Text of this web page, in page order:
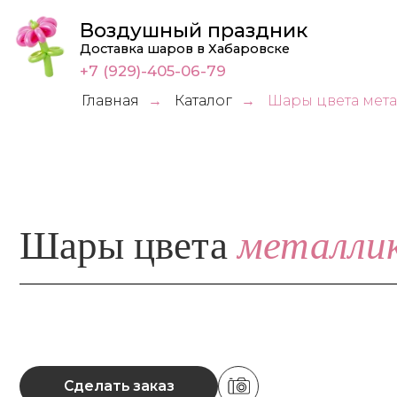
Воздушный праздник
Доставка шаров в Хабаровске
+7 (929)-405-06-79
Главная → Каталог → Шары цвета